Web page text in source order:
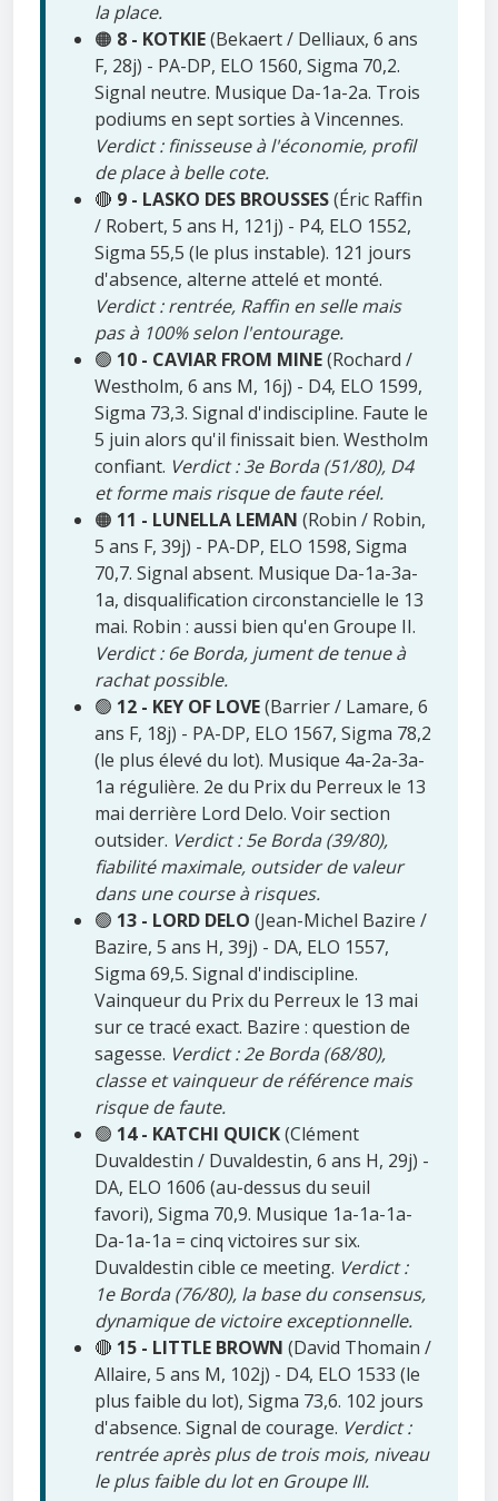
la place.
🟠 8 - KOTKIE(Bekaert / Delliaux, 6 ans
F, 28j) - PA-DP, ELO 1560, Sigma 70,2.
Signal neutre. Musique Da-1a-2a. Trois
podiums en sept sorties à Vincennes.
Verdict : finisseuse à l'économie, profil
de place à belle cote.
🔴 9 - LASKO DES BROUSSES(Éric Raffin
/ Robert, 5 ans H, 121j) - P4, ELO 1552,
Sigma 55,5 (le plus instable). 121 jours
d'absence, alterne attelé et monté.
Verdict : rentrée, Raffin en selle mais
pas à 100% selon l'entourage.
🟢 10 - CAVIAR FROM MINE(Rochard /
Westholm, 6 ans M, 16j) - D4, ELO 1599,
Sigma 73,3. Signal d'indiscipline. Faute le
5 juin alors qu'il finissait bien. Westholm
confiant. Verdict : 3e Borda (51/80), D4
et forme mais risque de faute réel.
🟠 11 - LUNELLA LEMAN (Robin / Robin,
5 ans F, 39j) - PA-DP, ELO 1598, Sigma
70,7. Signal absent. Musique Da-1a-3a-
1a, disqualification circonstancielle le 13
mai. Robin : aussi bien qu'en Groupe II.
Verdict : 6e Borda, jument de tenue à
rachat possible.
🟢 12 - KEY OF LOVE(Barrier / Lamare, 6
ans F, 18j) - PA-DP, ELO 1567, Sigma 78,2
(le plus élevé du lot). Musique 4a-2a-3a-
1a régulière. 2e du Prix du Perreux le 13
mai derrière Lord Delo. Voir section
outsider. Verdict : 5e Borda (39/80),
fiabilité maximale, outsider de valeur
dans une course à risques.
🟢 13 - LORD DELO (Jean-Michel Bazire /
Bazire, 5 ans H, 39j) - DA, ELO 1557,
Sigma 69,5. Signal d'indiscipline.
Vainqueur du Prix du Perreux le 13 mai
sur ce tracé exact. Bazire : question de
sagesse. Verdict : 2e Borda (68/80),
classe et vainqueur de référence mais
risque de faute.
🟢 14 - KATCHI QUICK(Clément
Duvaldestin / Duvaldestin, 6 ans H, 29j) -
DA, ELO 1606 (au-dessus du seuil
favori), Sigma 70,9. Musique 1a-1a-1a-
Da-1a-1a = cinq victoires sur six.
Duvaldestin cible ce meeting. Verdict :
1e Borda (76/80), la base du consensus,
dynamique de victoire exceptionnelle.
🔴 15 - LITTLE BROWN (David Thomain /
Allaire, 5 ans M, 102j) - D4, ELO 1533 (le
plus faible du lot), Sigma 73,6. 102 jours
d'absence. Signal de courage. Verdict :
rentrée après plus de trois mois, niveau
le plus faible du lot en Groupe III.